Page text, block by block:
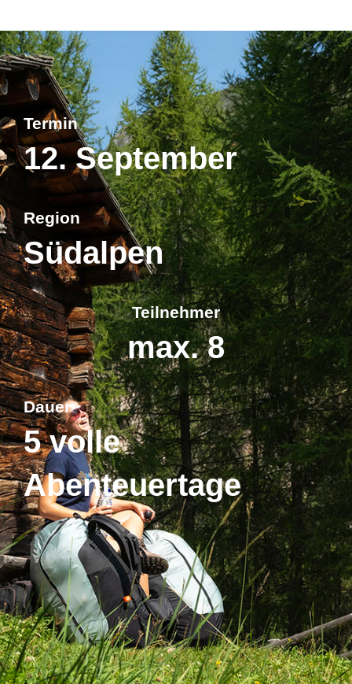
Termin
12. September
Region
Südalpen
Teilnehmer
max. 8
Dauer
5 volle
Abenteuertage